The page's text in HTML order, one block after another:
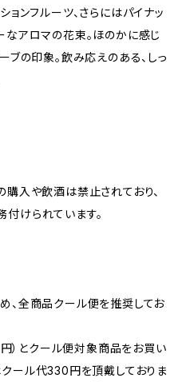
ョンフルーツ、さらにはパイナッ
なアロマの花束。ほのかに感じ
ブの印象。飲み応えのある、しっ
入や飲酒は禁止されており、
けられています。
、全商品クール便を推奨してお
）とクール便対象商品をお買い
ール代330円を頂戴しておりま